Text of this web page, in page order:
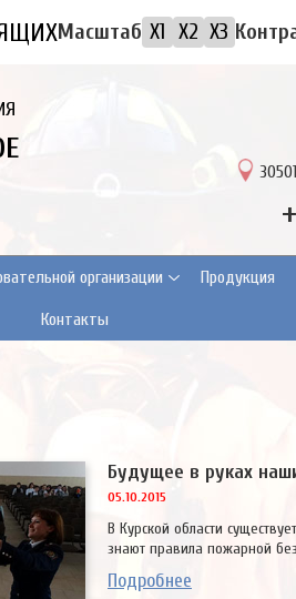
Масштаб X1 X2 X3
организации Продукция
Контакты
Будущее в руках
05.10.2015
В Курской области
знают правила пожарной
Подробнее